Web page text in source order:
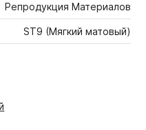
Репродукция Материалов
ST9 (Мягкий матовый)